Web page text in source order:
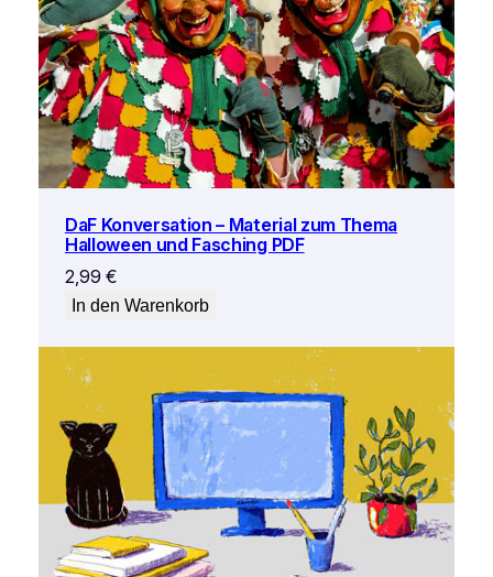
DaF Konversation – Material zum Thema
Halloween und Fasching PDF
2,99 €
In den Warenkorb